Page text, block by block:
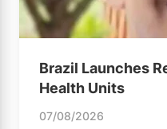
Brazil Launches
Health Units
07/08/2026